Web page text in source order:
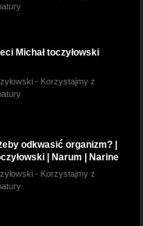
Michał toczyłowski
- Korzystajmy z
odkwasić organizm? |
| Narum | Narine
- Korzystajmy z